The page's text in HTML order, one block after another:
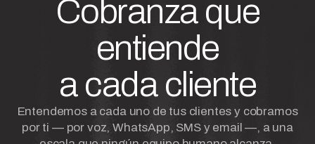
Cobranza que
entiende
a cada cliente
Entendemos a cada uno de tus clientes y cobramos
por ti — por voz, WhatsApp, SMS y email —, a una